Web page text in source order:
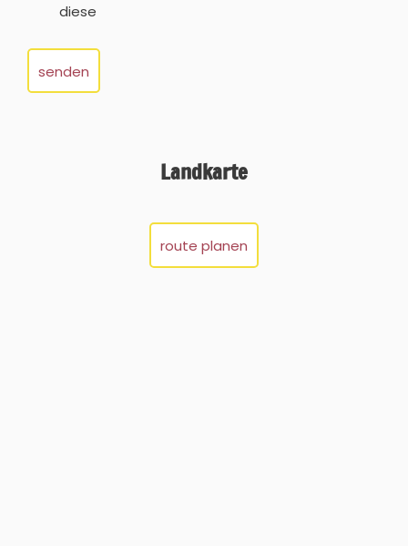
diese
senden
Landkarte
route planen